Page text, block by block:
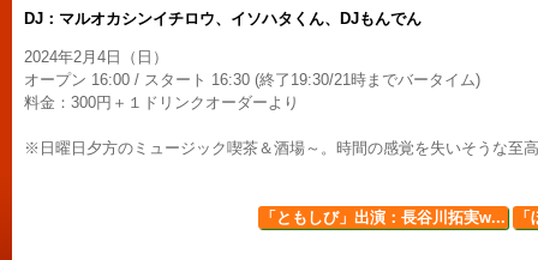
DJ：マルオカシンイチロウ、イソハタくん、DJもんでん
2024年2月4日（日）
オープン 16:00 / スタート 16:30 (終了19:30/21時までバータイム)
料金：300円＋１ドリンクオーダーより
※日曜日夕方のミュージック喫茶＆酒場～。時間の感覚を失いそうな至
「ともしび」出演：長谷川拓実w...